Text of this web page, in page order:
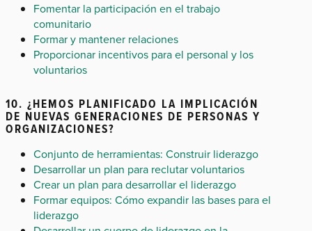
Fomentar la participación en el trabajo
comunitario
Formar y mantener relaciones
Proporcionar incentivos para el personal y los
voluntarios
10. ¿HEMOS PLANIFICADO LA IMPLICACIÓN
DE NUEVAS GENERACIONES DE PERSONAS Y
ORGANIZACIONES?
Conjunto de herramientas: Construir liderazgo
Desarrollar un plan para reclutar voluntarios
Crear un plan para desarrollar el liderazgo
Formar equipos: Cómo expandir las bases para el
liderazgo